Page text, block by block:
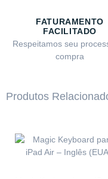
FATURAMENTO
FACILITADO
Respeitamos seu
compra
Produtos